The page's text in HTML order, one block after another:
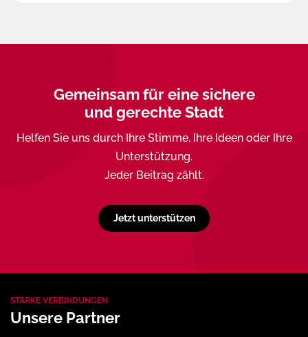
Gemeinsam für eine sichere
und gerechte Stadt
Helfen Sie uns durch Ihre Stimme, Ihre Ideen oder Ihre
Unterstützung.
Jeder Beitrag zählt.
Jetzt unterstützen
STARKE VERBINDUNGEN
Unsere Partner